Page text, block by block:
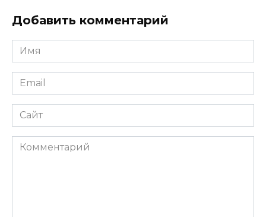
Добавить комментарий
Имя
*
Email
*
Сайт
Комментарий